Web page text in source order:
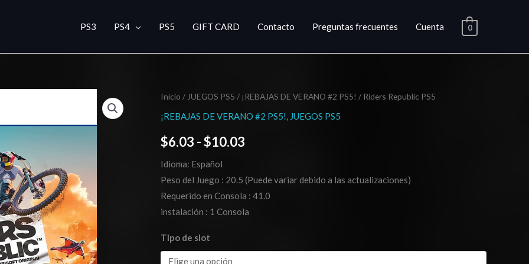
PS3 PS4 PS5 GIFT CARD Contacto Preguntas frecuentes Cuenta 0
Inicio / JUEGOS PS5 / ¡REBAJAS DE VERANO #2 PS5! / Riders Republic PS5
¡REBAJAS DE VERANO #2 PS5!, JUEGOS PS5
$6.03 -$10.03
Rango
de
desde
$6.03
Idioma: Español
Peso del Juego : 20.5 (Puede variar debido a las actualizaciones)
Requerido en Consola : 41.0
instalación : 1 Consola
Tipo de slot
Riders
Republic
cantidad